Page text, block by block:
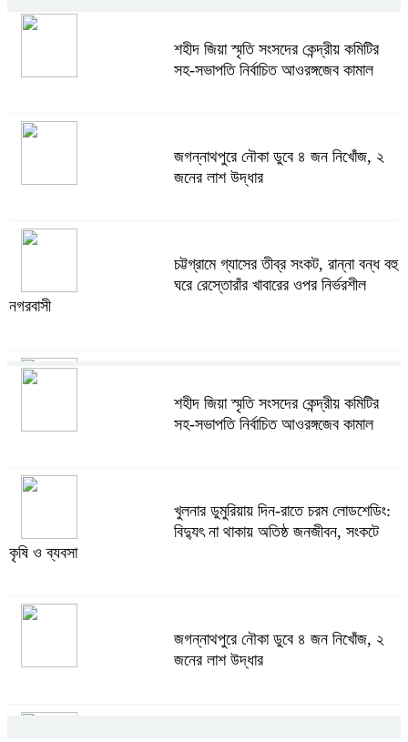
শহীদ জিয়া স্মৃতি সংসদের কেন্দ্রীয় কমিটির
সহ-সভাপতি নির্বাচিত আওরঙ্গজেব কামাল
জগন্নাথপুরে নৌকা ডুবে ৪ জন নিখোঁজ, ২
জনের লাশ উদ্ধার
চট্টগ্রামে গ্যাসের তীব্র সংকট, রান্না বন্ধ বহু
ঘরে রেস্তোরাঁর খাবারের ওপর নির্ভরশীল
নগরবাসী
খুলনার ডুমুরিয়ায় দিন-রাতে চরম লোডশেডিং:
বিদ্যুৎ না থাকায় অতিষ্ঠ জনজীবন, সংকটে
কৃষি ও ব্যবসা
অস্ত্র উদ্ধারে ডেভিড ইমনসহ ৫ সন্ত্রাসীর
১০ দিনের রিমান্ড চাইবে পুলিশ
সেনবাগে নতুন গ্যাস কূপের খনন শুরু, মিলতে
পারে দৈনিক ৫-৭ মিলিয়ন ঘনফুট গ্যাস
শহীদ জিয়া স্মৃতি সংসদের কেন্দ্রীয় কমিটির
সহ-সভাপতি নির্বাচিত আওরঙ্গজেব কামাল
খুলনার ডুমুরিয়ায় দিন-রাতে চরম লোডশেডিং:
বিদ্যুৎ না থাকায় অতিষ্ঠ জনজীবন, সংকটে
কৃষি ও ব্যবসা
জগন্নাথপুরে নৌকা ডুবে ৪ জন নিখোঁজ, ২
জনের লাশ উদ্ধার